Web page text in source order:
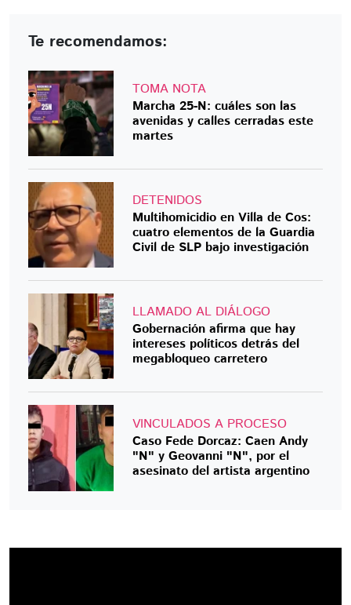
Te recomendamos:
TOMA NOTA
Marcha 25-N: cuáles son las
avenidas y calles cerradas este
martes
DETENIDOS
Multihomicidio en Villa de Cos:
cuatro elementos de la Guardia
Civil de SLP bajo investigación
LLAMADO AL DIÁLOGO
Gobernación afirma que hay
intereses políticos detrás del
megabloqueo carretero
VINCULADOS A PROCESO
Caso Fede Dorcaz: Caen Andy
"N" y Geovanni "N", por el
asesinato del artista argentino